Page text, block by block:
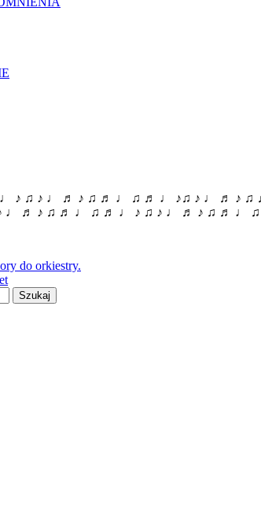
♪ ♫ ♪ ♩ ♬ ♪ ♫ ♬ ♩ ♫ ♬ ♩ ♪♫ ♪ ♩ ♬ ♪
♩ ♬ ♪ ♫ ♬ ♩ ♫ ♬ ♩ ♪ ♫ ♪ ♩ ♬ ♪ ♫ ♬ ♩
do orkiestry.